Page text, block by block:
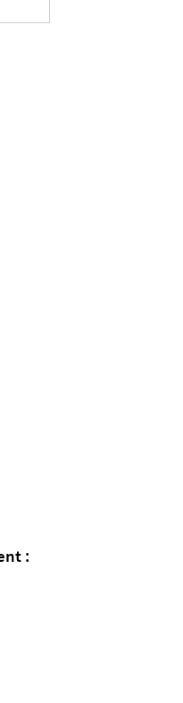
: